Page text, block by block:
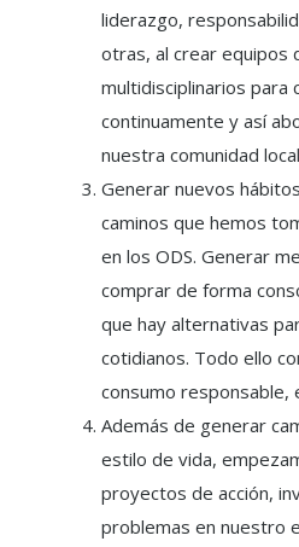
liderazgo,
otras, al crear equipos
multidisciplinarios para
continuamente y así
nuestra comunidad
Generar nuevos
caminos que hemos
en los ODS. Generar
comprar de forma
que hay alternativas
cotidianos. Todo ello
consumo responsable,
Además de generar
estilo de vida,
proyectos de acción,
problemas en nuestro